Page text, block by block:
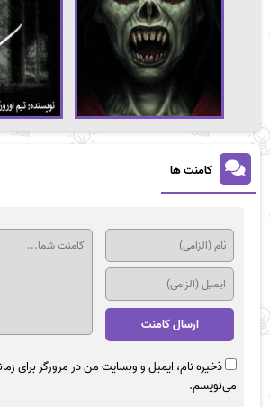
کامنت ها
ذخیره نام، ایمیل و وبسایت من در مرورگر برای
می‌نویسم.